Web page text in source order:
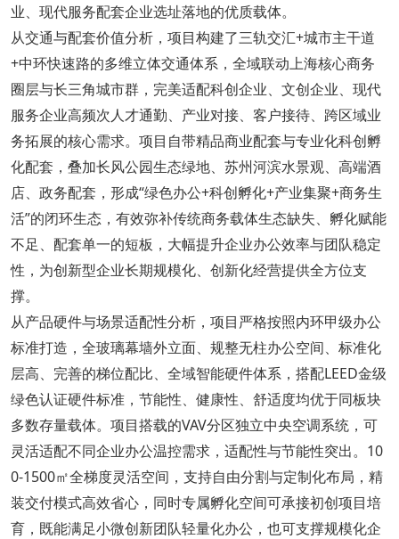
业、现代服务配套企业选址落地的优质载体。
从交通与配套价值分析，项目构建了三轨交汇+城市主干道
+中环快速路的多维立体交通体系，全域联动上海核心商务
圈层与长三角城市群，完美适配科创企业、文创企业、现代
服务企业高频次人才通勤、产业对接、客户接待、跨区域业
务拓展的核心需求。项目自带精品商业配套与专业化科创孵
化配套，叠加长风公园生态绿地、苏州河滨水景观、高端酒
店、政务配套，形成“绿色办公+科创孵化+产业集聚+商务生
活”的闭环生态，有效弥补传统商务载体生态缺失、孵化赋能
不足、配套单一的短板，大幅提升企业办公效率与团队稳定
性，为创新型企业长期规模化、创新化经营提供全方位支
撑。
从产品硬件与场景适配性分析，项目严格按照内环甲级办公
标准打造，全玻璃幕墙外立面、规整无柱办公空间、标准化
层高、完善的梯位配比、全域智能硬件体系，搭配LEED金级
绿色认证硬件标准，节能性、健康性、舒适度均优于同板块
多数存量载体。项目搭载的VAV分区独立中央空调系统，可
灵活适配不同企业办公温控需求，适配性与节能性突出。10
0-1500㎡全梯度灵活空间，支持自由分割与定制化布局，精
装交付模式高效省心，同时专属孵化空间可承接初创项目培
育，既能满足小微创新团队轻量化办公，也可支撑规模化企